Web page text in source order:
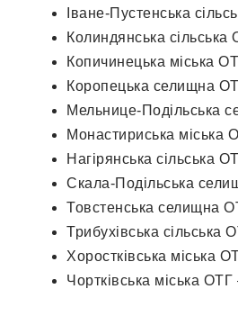
Іване-Пустенська
Колиндянська сільська
Копичинецька міська
Коропецька селищна
Мельнице-Подільська
Монастириська міська
Нагірянська сільська
Скала-Подільська
Товстенська селищна
Трибухівська сільська
Хоростківська міська
Чортківська міська ОТГ